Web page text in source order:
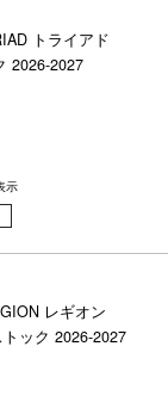
トライアド
2026-2027
示
レギオン
ック 2026-2027